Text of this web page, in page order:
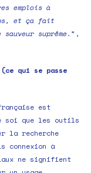
emplois à
et ça fait
suprême. ”,
(ce qui se passe
est
soi que les outils
la recherche
connexion à
ne signifient